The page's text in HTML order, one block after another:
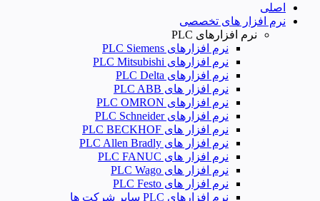
اصلی
نرم افزار های تخصصی
نرم افزارهای PLC
نرم افزارهای PLC Siemens
نرم افزارهای PLC Mitsubishi
نرم‌ افزارهای PLC Delta
نرم افزار های PLC ABB
نرم افزارهای PLC OMRON
نرم افزارهای PLC Schneider
نرم افزار های PLC BECKHOF
نرم افزار های PLC Allen Bradly
نرم افزار های PLC FANUC
نرم افزار های PLC Wago
نرم افزار های PLC Festo
نرم افزارهای PLC سایر شرکت ها